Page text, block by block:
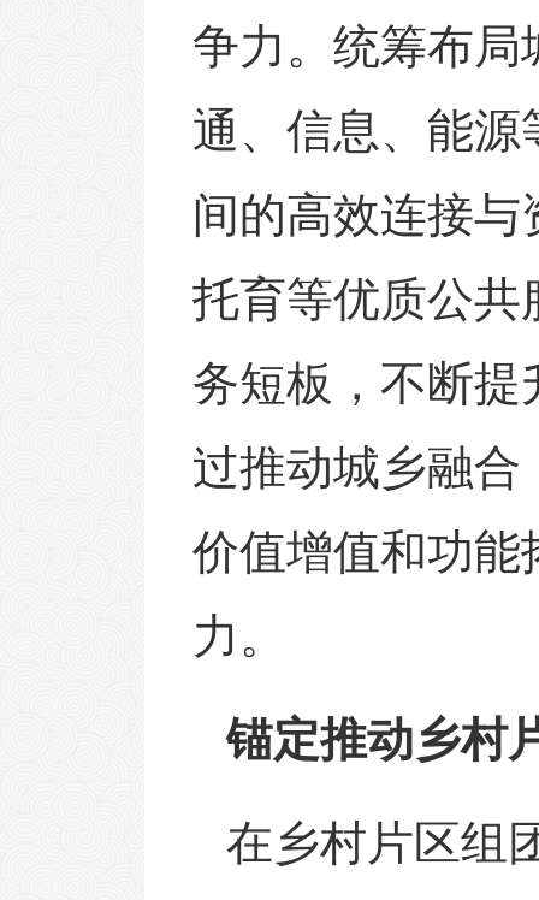
争力。统筹布
通、信息、能
间的高效连接
托育等优质公共
务短板，不断
过推动城乡融
价值增值和功能
力。
锚定推动乡村
在乡村片区组